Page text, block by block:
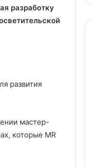
разработку
развития
мастер-
которые MR